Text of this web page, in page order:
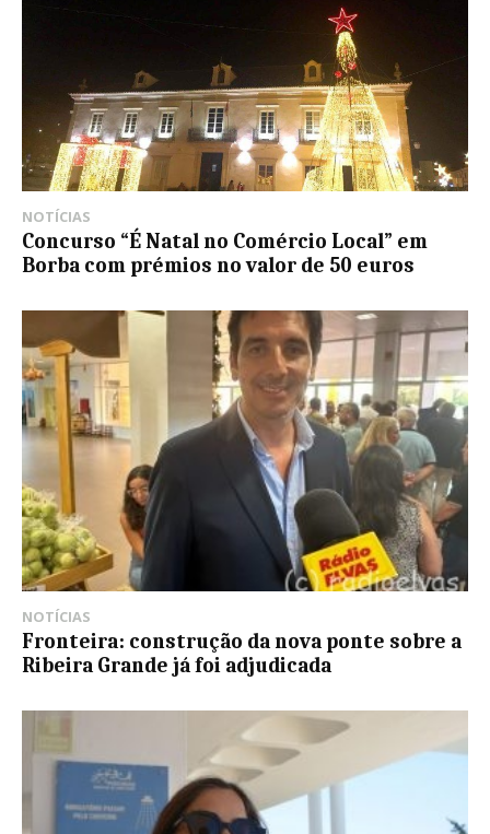
NOTÍCIAS
Concurso “É Natal no Comércio Local” em
Borba com prémios no valor de 50 euros
NOTÍCIAS
Fronteira: construção da nova ponte sobre a
Ribeira Grande já foi adjudicada